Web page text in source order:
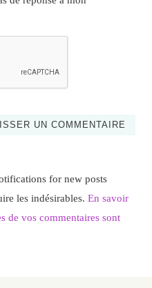
for new posts
les indésirables. En savoir
de vos commentaires sont